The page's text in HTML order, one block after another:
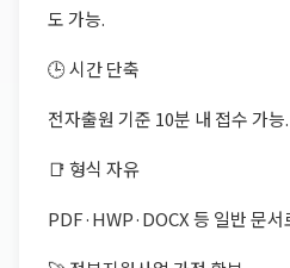
도 가능.
🕒 시간 단축
전자출원 기준 10분 내 접수 가능.
📑 형식 자유
PDF·HWP·DOCX 등 일반 문서